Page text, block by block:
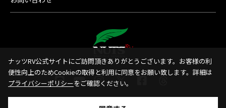
ナッツRV公式サイトにご訪問頂きありがとうございます。お客様の利
便性向上のためCookieの取得と利用に同意をお願い致します。詳細は
プライバシーポリシーをご確認ください。